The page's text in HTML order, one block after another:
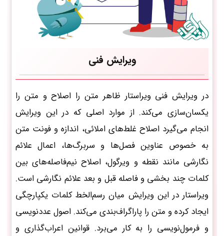
ویرایش فنی
در ویرایش فنی ویراستار ظاهر متن را اصلاح و متن را
یکسان‌سازی می‌کند. از موارد اصلی که در این ویرایش
انجام می‌گیرد اصلاح غلط‌های املائی، اندازه و فونت متن
به خصوص عناوین فصل‌ها و سربرگ‌ها، اعمال علائم
نگارشی مانند نقطه و ویرگول، اصلاح نیم‌فاصله‌های بین
کلمات چند بخشی و فاصله قبل و بعد علائم نگارشی است.
ویراستار در این ویرایش میان رسم‌الخط کلمات یکپارچگی
ایجاد کرده و متن را پاراگراف‌بندی می‌کند. اصول عددنویسی
و فرمول‌نویسی را به کار می‌برد. قوانین اعراب‌گذاری و